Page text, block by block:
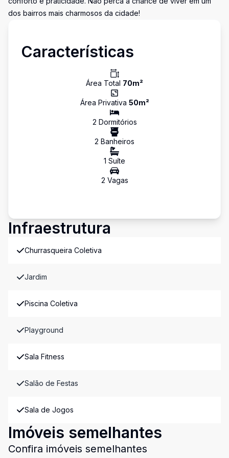
dos bairros mais charmosos da cidade!
Características
Área Total 70m²
Área Privativa 50m²
2 Dormitórios
2 Banheiros
1 Suíte
2 Vagas
Infraestrutura
Churrasqueira Coletiva
Jardim
Piscina Coletiva
Playground
Sala Fitness
Salão de Festas
Sala de Jogos
Imóveis semelhantes
Confira imóveis semelhantes